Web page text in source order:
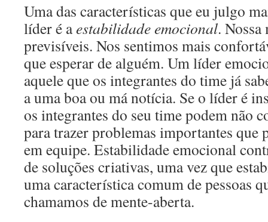
Uma das características que eu julgo
líder é aestabilidade emocional. Nossa
previsíveis. Nos sentimos mais
que esperar de alguém. Um líder
aquele que os integrantes do time já
a uma boa ou má notícia. Se o líder é
os integrantes do seu time podem não
para trazer problemas importantes que
em equipe. Estabilidade emocional
de soluções criativas, uma vez que
uma característica comum de pessoas
chamamos de mente-aberta.